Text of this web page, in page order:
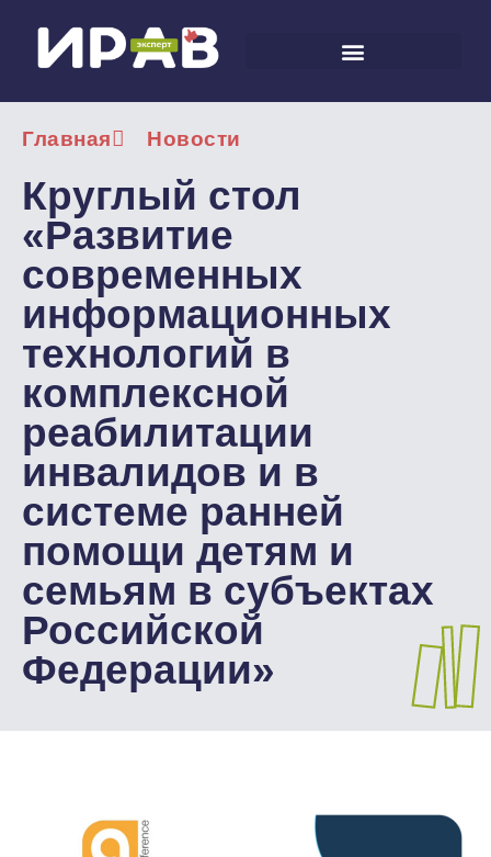
Главная Новости
Круглый стол
«Развитие
современных
информационных
технологий в
комплексной
реабилитации
инвалидов и в
системе ранней
помощи детям и
семьям в субъектах
Российской
Федерации»